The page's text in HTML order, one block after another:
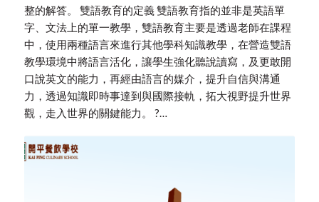
整的解答。 雙語教育的定義 雙語教育指的並非是英語單
字、文法上的單一教學，雙語教育主要是透過老師在課程
中，使用兩種語言來進行其他學科知識教學，在營造雙語
教學環境中將語言活化，讓學生強化聽說讀寫，及更敢開
口說英文的能力，再經由語言的媒介，提升自信與溝通
力，透過知識即時事達到與國際接軌，拓大視野提升世界
觀，走入世界的關鍵能力。 ?…